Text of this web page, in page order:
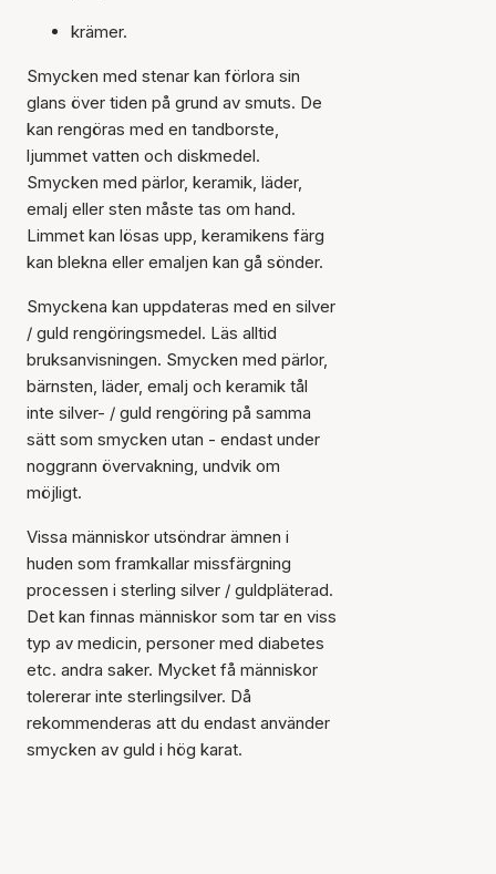
krämer.
Smycken med stenar kan förlora sin
glans över tiden på grund av smuts. De
kan rengöras med en tandborste,
ljummet vatten och diskmedel.
Smycken med pärlor, keramik, läder,
emalj eller sten måste tas om hand.
Limmet kan lösas upp, keramikens färg
kan blekna eller emaljen kan gå sönder.
Smyckena kan uppdateras med en silver
/ guld rengöringsmedel. Läs alltid
bruksanvisningen. Smycken med pärlor,
bärnsten, läder, emalj och keramik tål
inte silver- / guld rengöring på samma
sätt som smycken utan - endast under
noggrann övervakning, undvik om
möjligt.
Vissa människor utsöndrar ämnen i
huden som framkallar missfärgning
processen i sterling silver / guldpläterad.
Det kan finnas människor som tar en viss
typ av medicin, personer med diabetes
etc. andra saker. Mycket få människor
tolererar inte sterlingsilver. Då
rekommenderas att du endast använder
smycken av guld i hög karat.